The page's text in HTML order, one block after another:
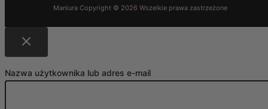
Nazwa użytkownika lub adres e-mail